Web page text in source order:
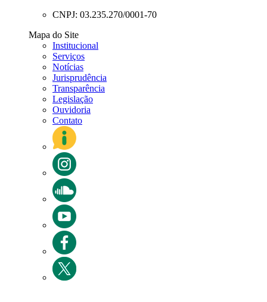
CNPJ: 03.235.270/0001-70
Mapa do Site
Institucional
Serviços
Notícias
Jurisprudência
Transparência
Legislação
Ouvidoria
Contato